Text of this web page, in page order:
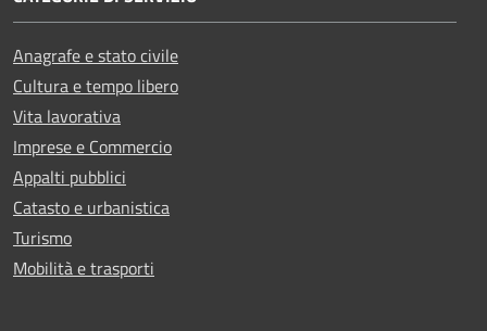
Anagrafe e stato civile
Cultura e tempo libero
Vita lavorativa
Imprese e Commercio
Appalti pubblici
Catasto e urbanistica
Turismo
Mobilità e trasporti